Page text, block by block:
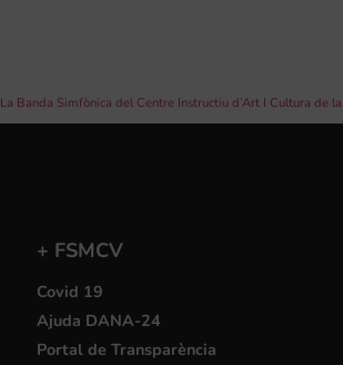
La Banda Simfònica del Centre Instructiu d’Art I Cultura de
+ FSMCV
Covid 19
Ajuda DANA-24
Portal de Transparència